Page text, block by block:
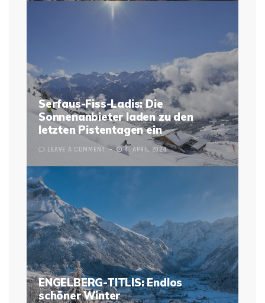
Serfaus-Fiss-Ladis: Die
Sonnenanbieter laden zu den
letzten Pistentagen ein
LEAVE A COMMENT 4. APRIL 2024
ENGELBERG-TITLIS: Endlos
schöner Winter